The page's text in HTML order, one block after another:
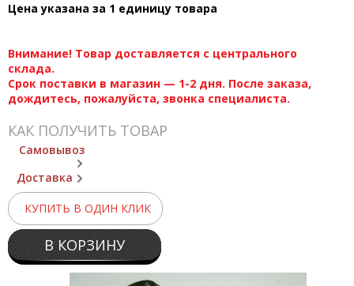
Цена указана за 1 единицу товара
Внимание! Товар доставляется с центрального
склада.
Срок поставки в магазин — 1-2 дня. После заказа,
дождитесь, пожалуйста, звонка специалиста.
КАК ПОЛУЧИТЬ ТОВАР
Самовывоз
Доставка
КУПИТЬ В ОДИН КЛИК
В КОРЗИНУ